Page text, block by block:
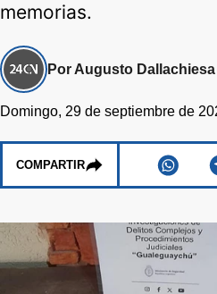
memorias.
Por Augusto Dallachiesa
Domingo, 29 de septiembre de
COMPARTIR